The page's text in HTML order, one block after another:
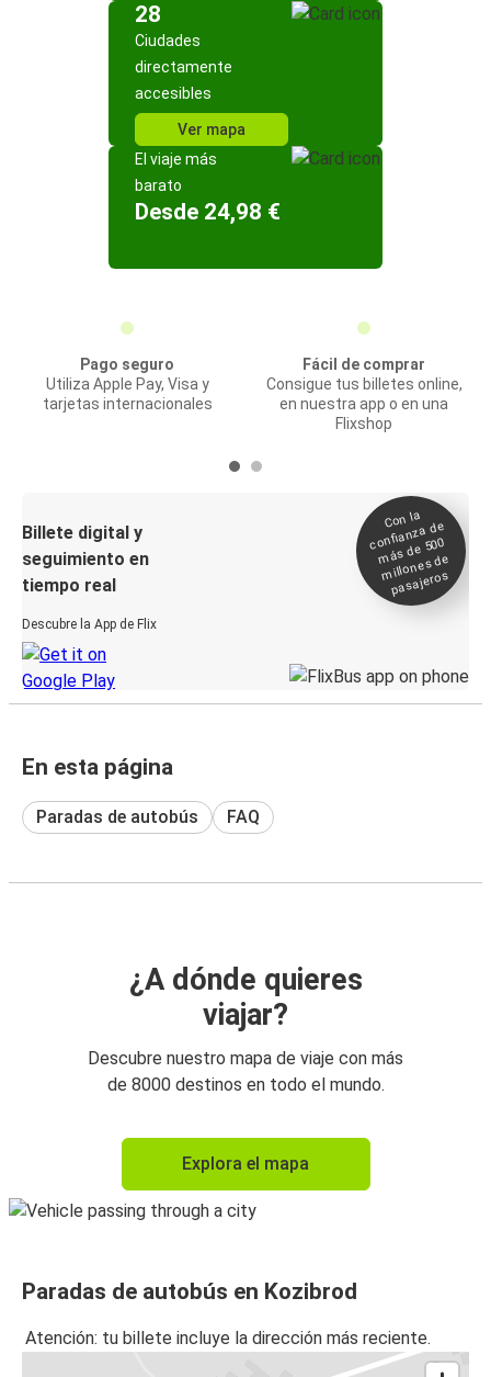
28
Ciudades
directamente
accesibles
Ver mapa
El viaje más
barato
Desde 24,98 €
Pago seguro
Utiliza Apple Pay, Visa y
tarjetas internacionales
Fácil de comprar
Consigue tus billetes online,
en nuestra app o en una
Flixshop
Billete digital y
seguimiento en
tiempo real
Descubre la App de Flix
Con la
confianza de
más de 500
millones de
pasajeros
En esta página
Paradas de autobús FAQ
¿A dónde quieres
viajar?
Descubre nuestro mapa de viaje con más
de 8000 destinos en todo el mundo.
Explora el mapa
Paradas de autobús en Kozibrod
Atención: tu billete incluye la dirección más reciente.